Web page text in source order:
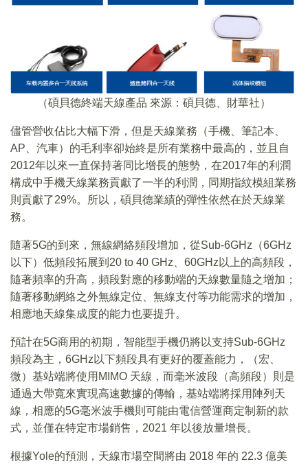
（碩貝德終端天線產品 來源：碩貝德、財華社）
儘管營收佔比大幅下滑，但是天線業務（手機、筆記本、
AP、汽車）的毛利率卻始終是所有業務中最高的，並且自
2012年以來一直保持著同比增長的態勢，在2017年的利潤
構成中手機天線業務貢獻了一半的利潤，同期指紋模組業務
則貢獻了29%。所以，碩貝德業績的彈性依然在於天線業
務。
隨著5G的到來，無線網絡頻段增加，從Sub-6GHz（6GHz
以下）低頻段拓展到20 to 40 GHz、60GHz以上的高頻段，
隨著頻率的升高，頻段對應的移動端的天線數量隨之增加；
隨著移動網絡之外無線定位、無線支付等功能需求的增加，
相應地天線集成度的能力也要提升。
預計在5G商用的初期，智能型手機仍將以支持Sub-6GHz
頻段為主，6GHz以下頻段具有更好的覆蓋能力，（宏、
微）基站端將使用MIMO 天線，而毫米波段（高頻段）則是
通過大帶寬來實現高速數據的傳輸，基站端將採用陣列天
線，相應的5G毫米波手機則可能由電信營運商定制新的款
式，並僅在特定市場銷售，2021 年以後放量增長。
根據Yole的預測，天線市場空間將由 2018 年的 22.3 億美